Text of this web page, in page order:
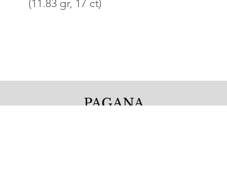
(11.83 gr, 17 ct)
PAGANA